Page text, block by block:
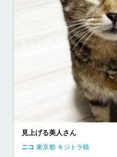
見上げる美人さん
ニコ 東京都 キジトラ猫